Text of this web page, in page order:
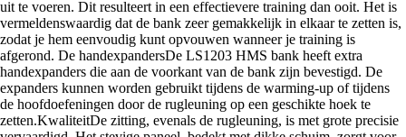
uit te voeren. Dit resulteert in een effectievere training dan ooit. Het is
vermeldenswaardig dat de bank zeer gemakkelijk in elkaar te zetten is,
zodat je hem eenvoudig kunt opvouwen wanneer je training is
afgerond. De handexpandersDe LS1203 HMS bank heeft extra
handexpanders die aan de voorkant van de bank zijn bevestigd. De
expanders kunnen worden gebruikt tijdens de warming-up of tijdens
de hoofdoefeningen door de rugleuning op een geschikte hoek te
zetten.KwaliteitDe zitting, evenals de rugleuning, is met grote precisie